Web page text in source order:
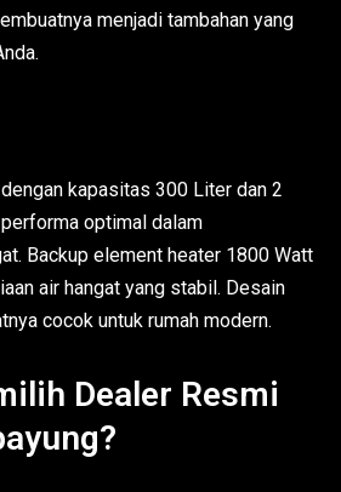
menjadi tambahan yang
kapasitas 300 Liter dan 2
optimal dalam
Backup element heater 1800 Watt
air hangat yang stabil. Desain
cocok untuk rumah modern.
Dealer Resmi